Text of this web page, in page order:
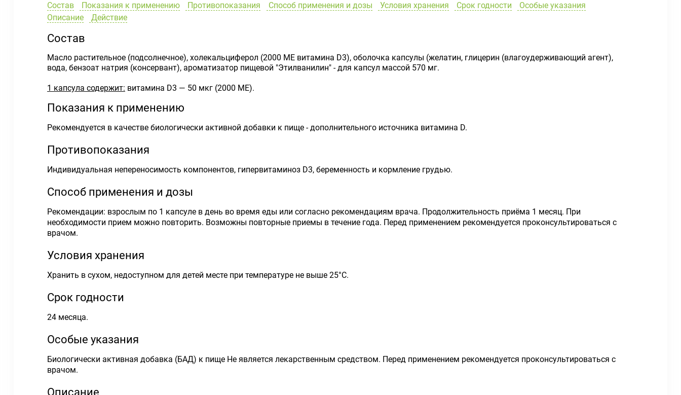
Состав Показания к применению Противопоказания Способ применения и дозы Условия хранения Срок годности
Особые указания
Описание
Действие
Состав
Масло растительное (подсолнечное), холекальциферол (2000 МЕ витамина D3), оболочка капсулы (желатин, глицерин (влагоудерживающий агент),
вода, бензоат натрия (консервант), ароматизатор пищевой "Этилванилин" - для капсул массой 570 мг.
1 капсула содержит: витамина D3 — 50 мкг (2000 МЕ).
Показания к применению
Рекомендуется в качестве биологически активной добавки к пище - дополнительного источника витамина D.
Противопоказания
Индивидуальная непереносимость компонентов, гипервитаминоз D3, беременность и кормление грудью.
Способ применения и дозы
Рекомендации: взрослым по 1 капсуле в день во время еды или согласно рекомендациям врача. Продолжительность приёма 1 месяц. При
необходимости прием можно повторить. Возможны повторные приемы в течение года. Перед применением рекомендуется проконсультироваться с
врачом.
Условия хранения
Хранить в сухом, недоступном для детей месте при температуре не выше 25°С.
Срок годности
24 месяца.
Особые указания
Биологически активная добавка (БАД) к пище Не является лекарственным средством. Перед применением рекомендуется проконсультироваться с
врачом.
Описание